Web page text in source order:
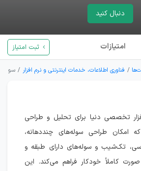
دنبال کنید
امتیازات ثبت امتیاز
فناوری اطلاعات، خدمات اینترنتی و نرم افزار سوله
تخصصی دنیا برای تحلیل و طراحی
امکان طراحی سوله‌های چنددهانه،
تک‌شیب و سوله‌های دارای طبقه و
کاملاً خودکار فراهم می‌کند. این